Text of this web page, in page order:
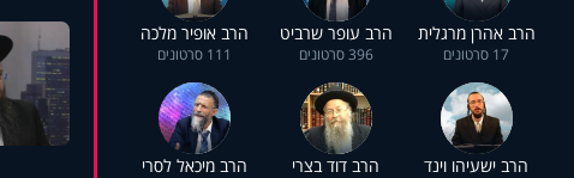
הרב אהרן מרגלית
17 סרטונים
הרב עופר שרביט
396 סרטונים
הרב אופיר מלכה
111 סרטונים
הרב ישעיהו וינד הרב דוד בצרי הרב מיכאל לסרי